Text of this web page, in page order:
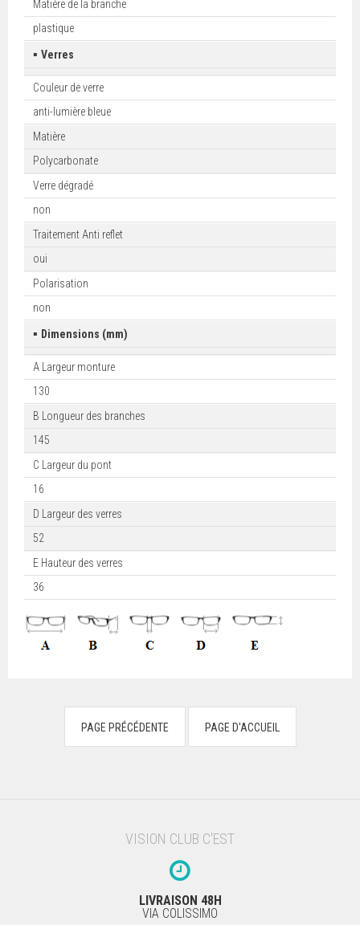
Matière de la branche
plastique
▪Verres
Couleur de verre
anti-lumière bleue
Matière
Polycarbonate
Verre dégradé
non
Traitement Anti reflet
oui
Polarisation
non
▪ Dimensions (mm)
A Largeur monture
130
B Longueur des branches
145
C Largeur du pont
16
D Largeur des verres
52
E Hauteur des verres
36
VISION CLUB C'EST
LIVRAISON 48H
VIA COLISSIMO